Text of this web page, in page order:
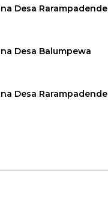
Desa Rarampadende
Desa Balumpewa
Desa Rarampadende